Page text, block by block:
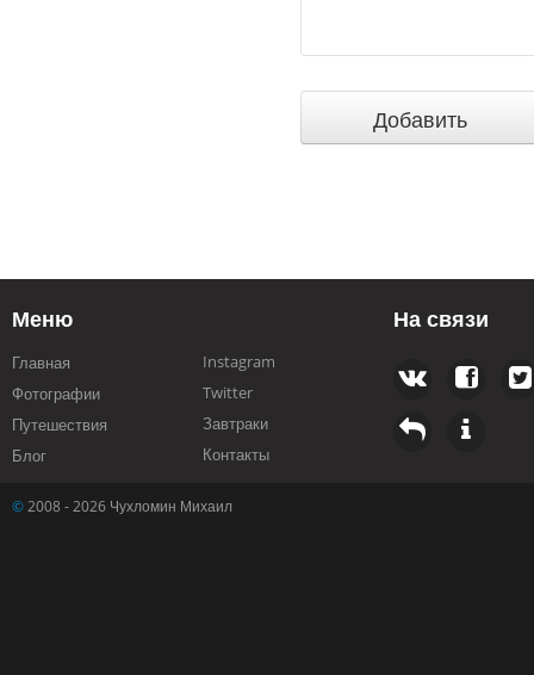
Меню
Главная
Фотографии
Путешествия
Блог
Instagram
Twitter
Завтраки
Контакты
На связи
© 2008 - 2026 Чухломин Михаил